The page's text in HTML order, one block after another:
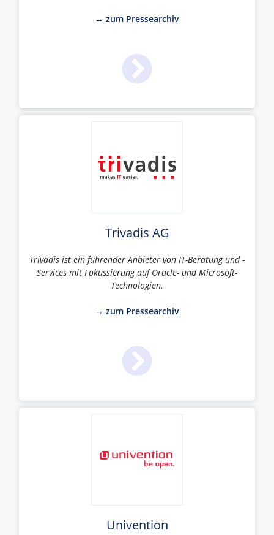
→ zum Pressearchiv
Trivadis AG
Trivadis ist ein führender Anbieter von IT-Beratung und -
Services mit Fokussierung auf Oracle- und Microsoft-
Technologien.
→ zum Pressearchiv
Univention